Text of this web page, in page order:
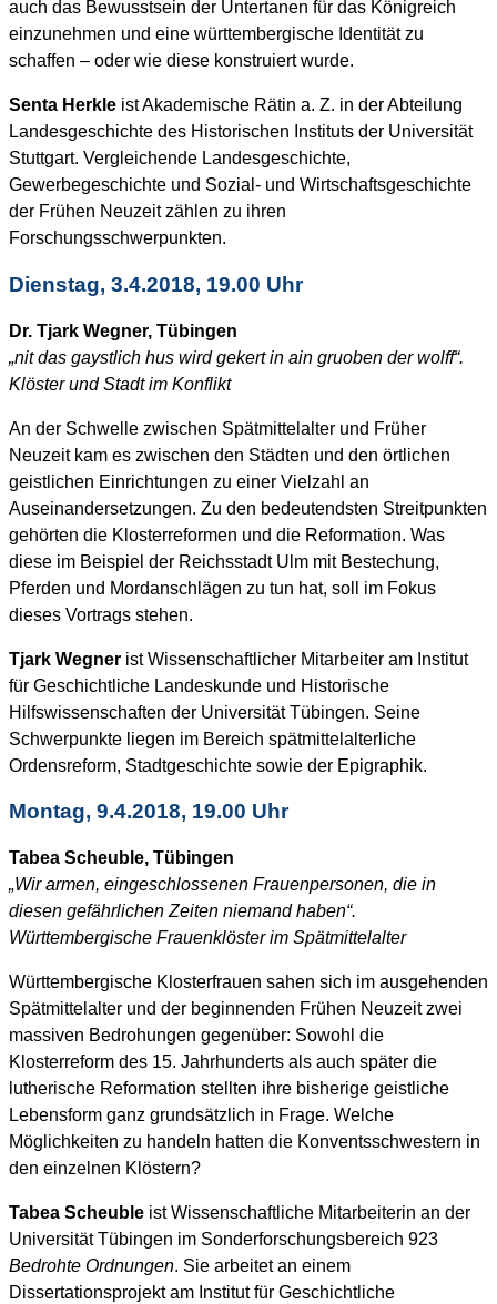
auch das Bewusstsein der Untertanen für das Königreich
einzunehmen und eine württembergische Identität zu
schaffen – oder wie diese konstruiert wurde.
Senta Herkle ist Akademische Rätin a. Z. in der Abteilung
Landesgeschichte des Historischen Instituts der Universität
Stuttgart. Vergleichende Landesgeschichte,
Gewerbegeschichte und Sozial- und Wirtschaftsgeschichte
der Frühen Neuzeit zählen zu ihren
Forschungsschwerpunkten.
Dienstag, 3.4.2018, 19.00 Uhr
Dr. Tjark Wegner, Tübingen
„nit das gaystlich hus wird gekert in ain gruoben der wolff“.
Klöster und Stadt im Konflikt
An der Schwelle zwischen Spätmittelalter und Früher
Neuzeit kam es zwischen den Städten und den örtlichen
geistlichen Einrichtungen zu einer Vielzahl an
Auseinandersetzungen. Zu den bedeutendsten Streitpunkten
gehörten die Klosterreformen und die Reformation. Was
diese im Beispiel der Reichsstadt Ulm mit Bestechung,
Pferden und Mordanschlägen zu tun hat, soll im Fokus
dieses Vortrags stehen.
Tjark Wegner ist Wissenschaftlicher Mitarbeiter am Institut
für Geschichtliche Landeskunde und Historische
Hilfswissenschaften der Universität Tübingen. Seine
Schwerpunkte liegen im Bereich spätmittelalterliche
Ordensreform, Stadtgeschichte sowie der Epigraphik.
Montag, 9.4.2018, 19.00 Uhr
Tabea Scheuble, Tübingen
„Wir armen, eingeschlossenen Frauenpersonen, die in
diesen gefährlichen Zeiten niemand haben“.
Württembergische Frauenklöster im Spätmittelalter
Württembergische Klosterfrauen sahen sich im ausgehenden
Spätmittelalter und der beginnenden Frühen Neuzeit zwei
massiven Bedrohungen gegenüber: Sowohl die
Klosterreform des 15. Jahrhunderts als auch später die
lutherische Reformation stellten ihre bisherige geistliche
Lebensform ganz grundsätzlich in Frage. Welche
Möglichkeiten zu handeln hatten die Konventsschwestern in
den einzelnen Klöstern?
Tabea Scheuble ist Wissenschaftliche Mitarbeiterin an der
Universität Tübingen im Sonderforschungsbereich 923
Bedrohte Ordnungen. Sie arbeitet an einem
Dissertationsprojekt am Institut für Geschichtliche